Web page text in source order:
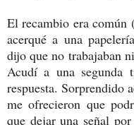
El recambio era común
acerqué a una
dijo que no trabajaban
Acudí a una segunda
respuesta. Sorprendido
me ofrecieron que
que dejar una señal